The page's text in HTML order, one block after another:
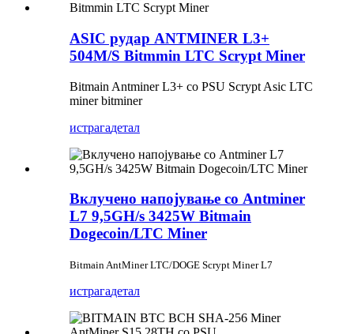
ASIC рудар ANTMINER L3+
504M/S Bitmmin LTC Scrypt Miner
Bitmain Antminer L3+ со PSU Scrypt Asic LTC
miner bitminer
истрагадетал
Вклучено напојување со Antminer
L7 9,5GH/s 3425W Bitmain
Dogecoin/LTC Miner
Bitmain AntMiner LTC/DOGE Scrypt Miner L7
истрагадетал